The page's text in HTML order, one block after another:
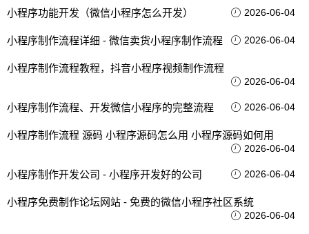
小程序功能开发（微信小程序怎么开发） 2026-06-04
小程序制作流程详细 - 微信卖货小程序制作流程 2026-06-04
小程序制作流程教程，抖音小程序视频制作流程
2026-06-04
小程序制作流程、开发微信小程序的完整流程 2026-06-04
小程序制作流程 源码 小程序源码怎么用 小程序源码如何用
2026-06-04
小程序制作开发公司 - 小程序开发好的公司 2026-06-04
小程序免费制作论坛网站 - 免费的微信小程序社区系统
2026-06-04